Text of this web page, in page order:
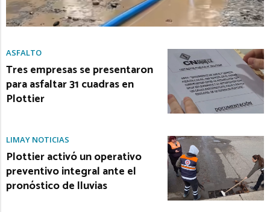
ASFALTO
Tres empresas se presentaron
para asfaltar 31 cuadras en
Plottier
LIMAY NOTICIAS
Plottier activó un operativo
preventivo integral ante el
pronóstico de lluvias